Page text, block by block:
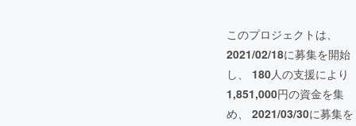
このプロジェクトは、
2021/02/18に募集を開始
し、 180人の支援により
1,851,000円の資金を集
め、 2021/03/30に募集を